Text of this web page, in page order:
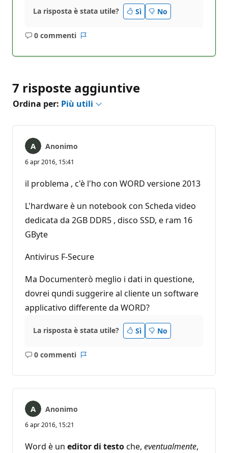
La risposta è stata utile? Sì No
0 commenti
Nessun
7 risposte aggiuntive
Ordina per: Più utili
Anonimo
6 apr 2016, 15:41
il problema , c'è l'ho con WORD versione 2013
L'hardware è un notebook con Scheda video
dedicata da 2GB DDR5 , disco SSD, e ram 16
GByte
Antivirus F-Secure
Ma Documenterò meglio i dati in questione,
dovrei qundi suggerire al cliente un software
applicativo differente da WORD?
La risposta è stata utile? Sì No
0 commenti
Nessun
Anonimo
6 apr 2016, 15:21
Word è un editor di testoche, eventualmente,